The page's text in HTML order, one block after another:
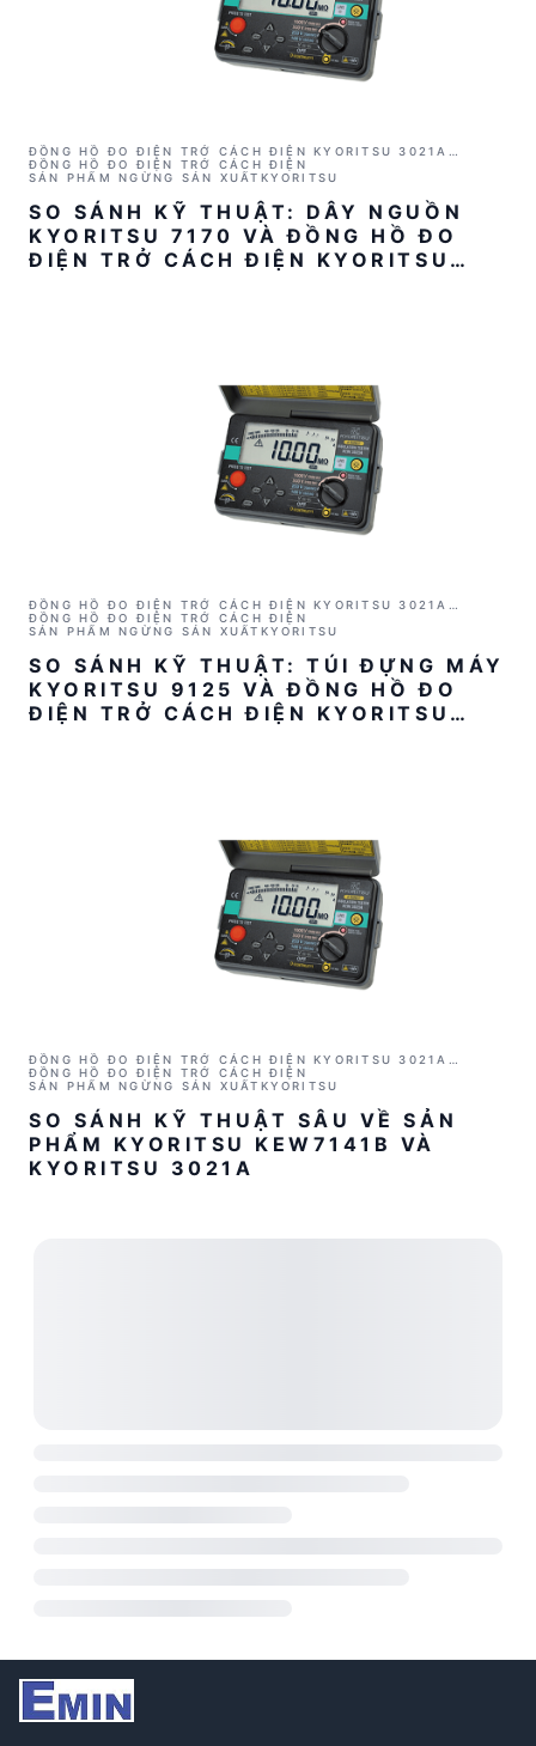
ĐỒNG HỒ ĐO ĐIỆN TRỞ CÁCH ĐIỆN KYORITSU 3021A
(1000V/2GΩ)
ĐỒNG HỒ ĐO ĐIỆN TRỞ CÁCH ĐIỆN
SẢN PHẨM NGỪNG SẢN XUẤT KYORITSU
SO SÁNH KỸ THUẬT: DÂY NGUỒN
KYORITSU 7170 VÀ ĐỒNG HỒ ĐO
ĐIỆN TRỞ CÁCH ĐIỆN KYORITSU
ĐỒNG HỒ ĐO ĐIỆN TRỞ CÁCH ĐIỆN KYORITSU 3021A
(1000V/2GΩ)
ĐỒNG HỒ ĐO ĐIỆN TRỞ CÁCH ĐIỆN
SẢN PHẨM NGỪNG SẢN XUẤT KYORITSU
SO SÁNH KỸ THUẬT: TÚI ĐỰNG MÁY
KYORITSU 9125 VÀ ĐỒNG HỒ ĐO
ĐIỆN TRỞ CÁCH ĐIỆN KYORITSU
ĐỒNG HỒ ĐO ĐIỆN TRỞ CÁCH ĐIỆN KYORITSU 3021A
(1000V/2GΩ)
ĐỒNG HỒ ĐO ĐIỆN TRỞ CÁCH ĐIỆN
SẢN PHẨM NGỪNG SẢN XUẤT KYORITSU
SO SÁNH KỸ THUẬT SÂU VỀ SẢN
PHẨM KYORITSU KEW7141B VÀ
KYORITSU 3021A